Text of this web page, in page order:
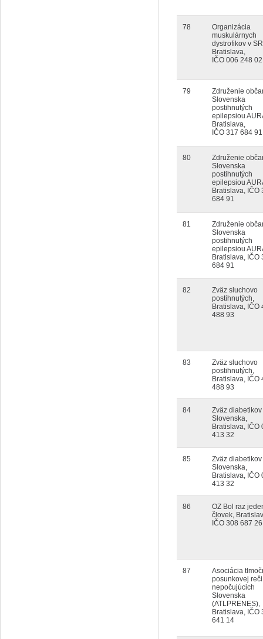
78
Organizácia
muskulárnych
dystrofikov v
Bratislava,
IČO 006 248 02
79
Združenie
Slovenska
postihnutých
epilepsiou
Bratislava,
IČO 317 684 91
80
Združenie
Slovenska
postihnutých
epilepsiou
Bratislava, IČO
684 91
81
Združenie
Slovenska
postihnutých
epilepsiou
Bratislava, IČO
684 91
82
Zväz sluchovo
postihnutých,
Bratislava, IČO
488 93
83
Zväz sluchovo
postihnutých,
Bratislava, IČO
488 93
84
Zväz diabetikov
Slovenska,
Bratislava, IČO
413 32
85
Zväz diabetikov
Slovenska,
Bratislava, IČO
413 32
86
OZ Bol raz
človek,
IČO 308 687 26
87
Asociácia
posunkovej reči
nepočujúcich
Slovenska
(ATLPRENES),
Bratislava, IČO
641 14